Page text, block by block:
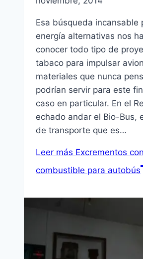
Esa búsqueda incansable
energía alternativas nos
conocer todo tipo de
tabaco para impulsar
materiales que nunca
podrían servir para este
caso en particular. En el
echado andar el Bio-Bus,
de transporte que es…
Leer más Excrementos
combustible para autobús